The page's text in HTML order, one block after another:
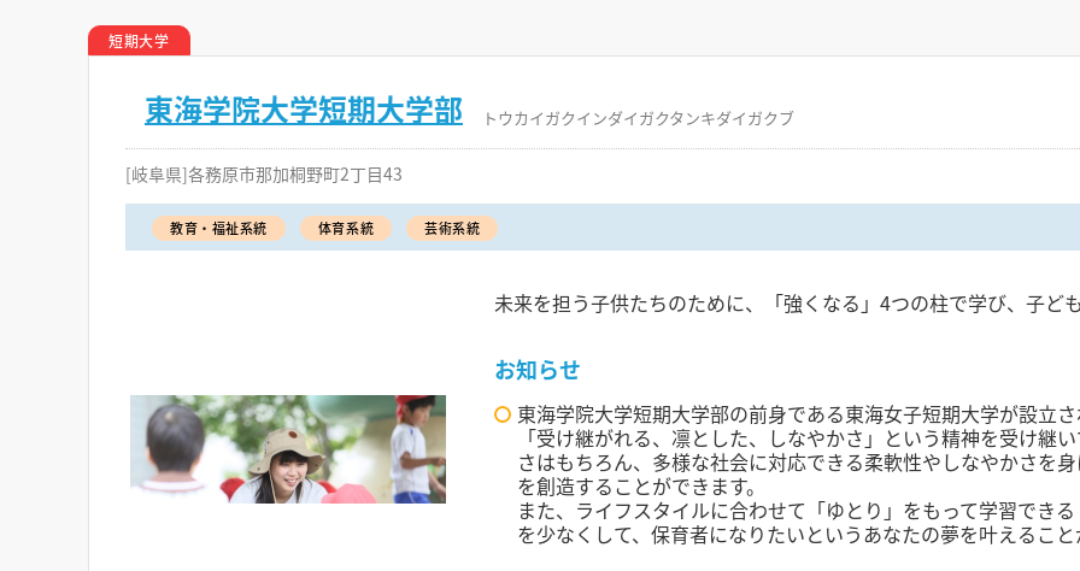
短期大学
東海学院大学短期大学部 トウカイガクインダイガクタンキダイガクブ
[岐阜県]各務原市那加桐野町2丁目43
教育・福祉系統 体育系統 芸術系統
未来を担う子供たちのために、「強くなる」4つの柱で学び、子ど
お知らせ
東海学院大学短期大学部の前身である東海女子短期大学が設立
「受け継がれる、凛とした、しなやかさ」という精神を受け継
さはもちろん、多様な社会に対応できる柔軟性やしなやかさを
を創造することができます。
また、ライフスタイルに合わせて「ゆとり」をもって学習でき
を少なくして、保育者になりたいというあなたの夢を叶えるこ